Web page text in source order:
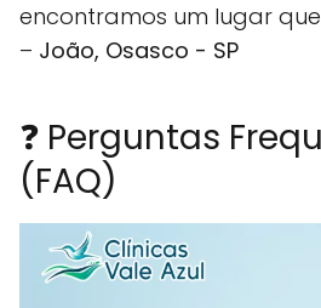
encontramos um lugar
– João, Osasco - SP
❓ Perguntas
(FAQ)